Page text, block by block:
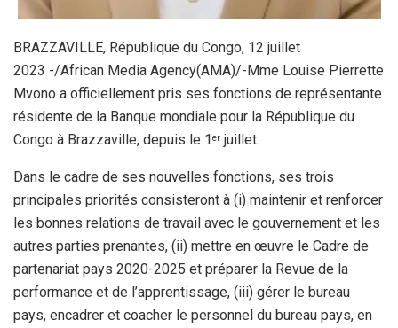
BRAZZAVILLE, République du Congo, 12 juillet
2023 -/African Media Agency(AMA)/-Mme Louise Pierrette
Mvono a officiellement pris ses fonctions de représentante
résidente de la Banque mondiale pour la République du
Congo à Brazzaville, depuis le 1er juillet.
Dans le cadre de ses nouvelles fonctions, ses trois
principales priorités consisteront à (i) maintenir et renforcer
les bonnes relations de travail avec le gouvernement et les
autres parties prenantes, (ii) mettre en œuvre le Cadre de
partenariat pays 2020-2025 et préparer la Revue de la
performance et de l’apprentissage, (iii) gérer le bureau
pays, encadrer et coacher le personnel du bureau pays, en